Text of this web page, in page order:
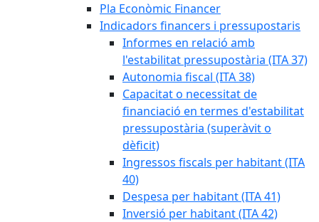
Pla Econòmic Financer
Indicadors financers i pressupostaris
Informes en relació amb
l'estabilitat pressupostària (ITA 37)
Autonomia fiscal (ITA 38)
Capacitat o necessitat de
financiació en termes d'estabilitat
pressupostària (superàvit o
dèficit)
Ingressos fiscals per habitant (ITA
40)
Despesa per habitant (ITA 41)
Inversió per habitant (ITA 42)